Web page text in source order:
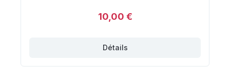
10,00 €
Détails